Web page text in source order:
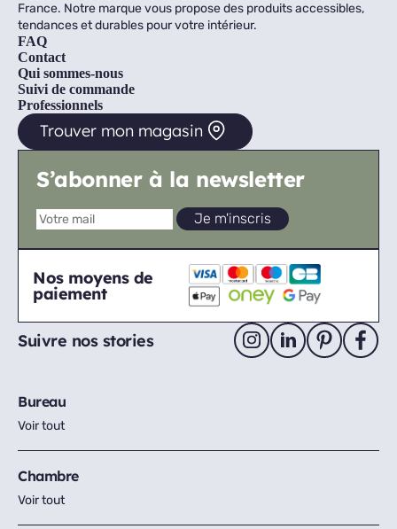
France. Notre marque vous propose des produits accessibles,
tendances et durables pour votre intérieur.
FAQ
Contact
Qui sommes-nous
Suivi de commande
Professionnels
Trouver mon magasin
S’abonner à la newsletter
Nos moyens de
paiement
Suivre nos stories
Bureau
Voir tout
Chambre
Voir tout